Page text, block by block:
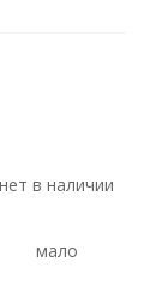
Нет в наличии
Мало